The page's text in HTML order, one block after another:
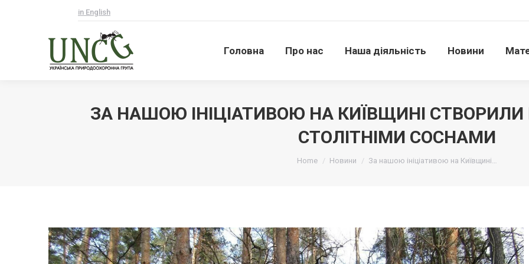
in English
Головна Про нас Наша діяльність Новини
ЗА НАШОЮ ІНІЦІАТИВОЮ НА КИЇВЩИНІ СТВОРИЛИ
СТОЛІТНІМИ СОСНАМИ
Home Новини За нашою ініціативою на Київщині…
Головна Про нас Наша діяльність Новини